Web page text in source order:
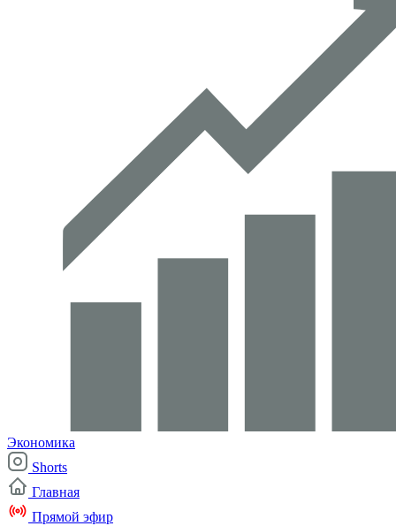
Экономика
Shorts
Главная
Прямой эфир